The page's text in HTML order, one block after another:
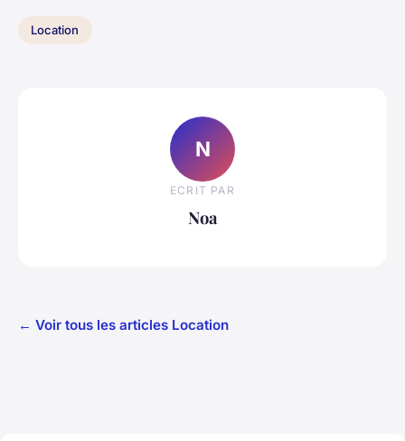
Location
N
ECRIT PAR
Noa
← Voir tous les articles Location